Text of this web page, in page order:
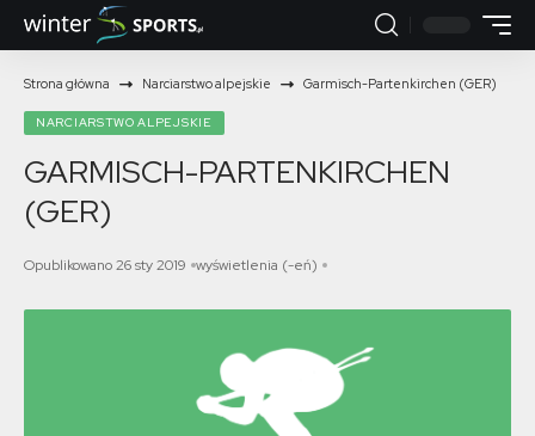
Strona główna Narciarstwo alpejskie Garmisch-Partenkirchen (GER)
NARCIARSTWO ALPEJSKIE
GARMISCH-PARTENKIRCHEN
(GER)
Opublikowano 26 sty 2019 wyświetlenia (-eń)